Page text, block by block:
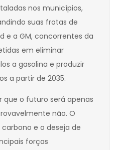
nos municípios,
suas frotas de
e a GM, concorrentes da
em eliminar
a gasolina e produzir
a partir de 2035.
que o futuro será apenas
não. O
e o deseja de
forças